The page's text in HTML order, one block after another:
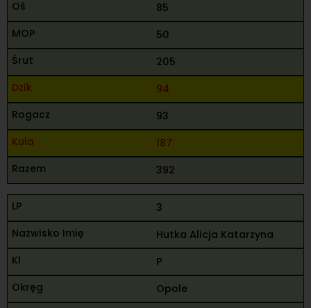
85
50
205
94
93
187
392
3
Hutka Alicja Katarzyna
P
Opole